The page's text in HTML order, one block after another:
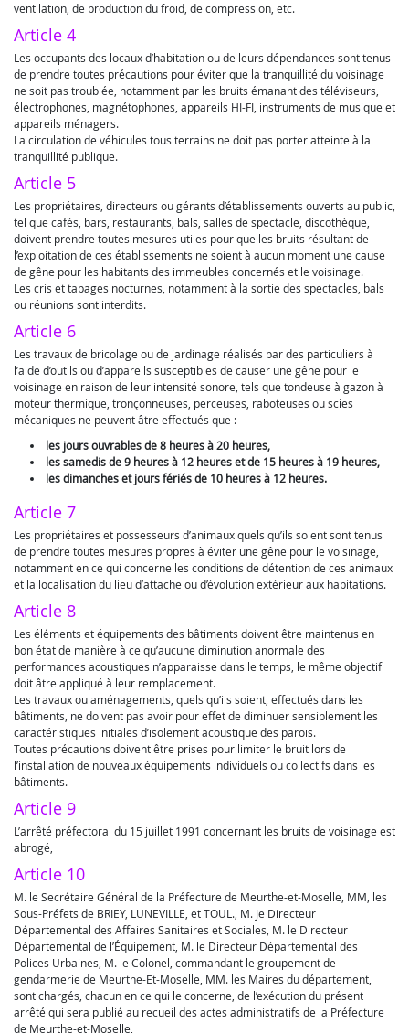
ventilation, de production du froid, de compression, etc.
Article 4
Les occupants des locaux d’habitation ou de leurs dépendances sont tenus
de prendre toutes précautions pour éviter que la tranquillité du voisinage
ne soit pas troublée, notamment par les bruits émanant des téléviseurs,
électrophones, magnétophones, appareils HI-FI, instruments de musique et
appareils ménagers.
La circulation de véhicules tous terrains ne doit pas porter atteinte à la
tranquillité publique.
Article 5
Les propriétaires, directeurs ou gérants d’établissements ouverts au public,
tel que cafés, bars, restaurants, bals, salles de spectacle, discothèque,
doivent prendre toutes mesures utiles pour que les bruits résultant de
l’exploitation de ces établissements ne soient à aucun moment une cause
de gêne pour les habitants des immeubles concernés et le voisinage.
Les cris et tapages nocturnes, notamment à la sortie des spectacles, bals
ou réunions sont interdits.
Article 6
Les travaux de bricolage ou de jardinage réalisés par des particuliers à
l’aide d’outils ou d’appareils susceptibles de causer une gêne pour le
voisinage en raison de leur intensité sonore, tels que tondeuse à gazon à
moteur thermique, tronçonneuses, perceuses, raboteuses ou scies
mécaniques ne peuvent âtre effectués que :
les jours ouvrables de 8 heures à 20 heures,
les samedis de 9 heures à 12 heures et de 15 heures à 19 heures,
les dimanches et jours fériés de 10 heures à 12 heures.
Article 7
Les propriétaires et possesseurs d’animaux quels qu’ils soient sont tenus
de prendre toutes mesures propres à éviter une gêne pour le voisinage,
notamment en ce qui concerne les conditions de détention de ces animaux
et la localisation du lieu d’attache ou d’évolution extérieur aux habitations.
Article 8
Les éléments et équipements des bâtiments doivent être maintenus en
bon état de manière à ce qu’aucune diminution anormale des
performances acoustiques n’apparaisse dans le temps, le même objectif
doit âtre appliqué à leur remplacement.
Les travaux ou aménagements, quels qu’ils soient, effectués dans les
bâtiments, ne doivent pas avoir pour effet de diminuer sensiblement les
caractéristiques initiales d’isolement acoustique des parois.
Toutes précautions doivent être prises pour limiter le bruit lors de
l’installation de nouveaux équipements individuels ou collectifs dans les
bâtiments.
Article 9
L’arrêté préfectoral du 15 juillet 1991 concernant les bruits de voisinage est
abrogé,
Article 10
M. le Secrétaire Général de la Préfecture de Meurthe-et-Moselle, MM, les
Sous-Préfets de BRIEY, LUNEVILLE, et TOUL., M. Je Directeur
Départemental des Affaires Sanitaires et Sociales, M. le Directeur
Départemental de l’Équipement, M. le Directeur Départemental des
Polices Urbaines, M. le Colonel, commandant le groupement de
gendarmerie de Meurthe-Et-Moselle, MM. les Maires du département,
sont chargés, chacun en ce qui le concerne, de l’exécution du présent
arrêté qui sera publié au recueil des actes administratifs de la Préfecture
de Meurthe-et-Moselle,